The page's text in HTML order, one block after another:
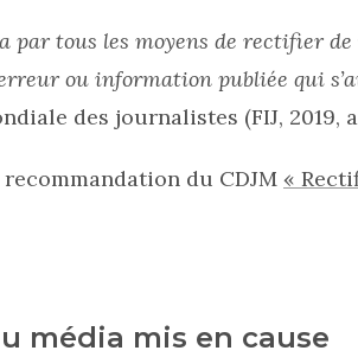
par tous les moyens de rectifier
ou information publiée qui
des journalistes (FIJ, 2019,
du CDJM «
média mis en cause